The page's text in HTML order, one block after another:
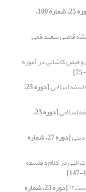
[دوره 25، شماره 100،
قاضی سعید قمی
فیض کاشانی در آموزه
اسلامی [دوره 23،
اسلامی [دوره 23،
[دوره 27، شماره
در کلام و فلسفه
است؟! [دوره 23، شماره